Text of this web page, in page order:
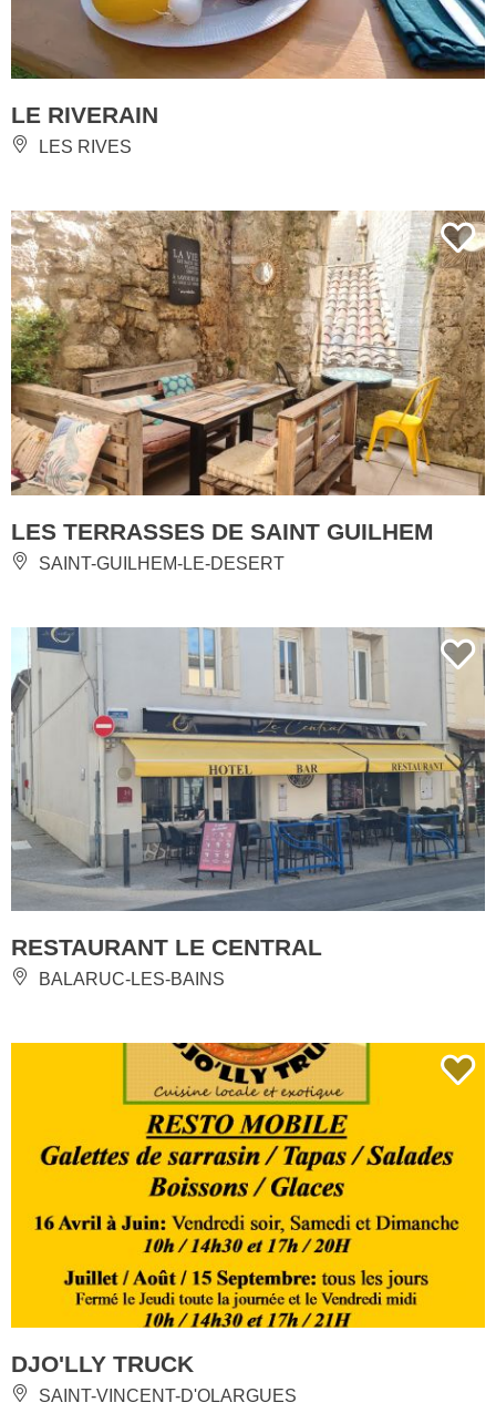
LE RIVERAIN
LES RIVES
LES TERRASSES DE SAINT GUILHEM
SAINT-GUILHEM-LE-DESERT
RESTAURANT LE CENTRAL
BALARUC-LES-BAINS
DJO'LLY TRUCK
SAINT-VINCENT-D'OLARGUES